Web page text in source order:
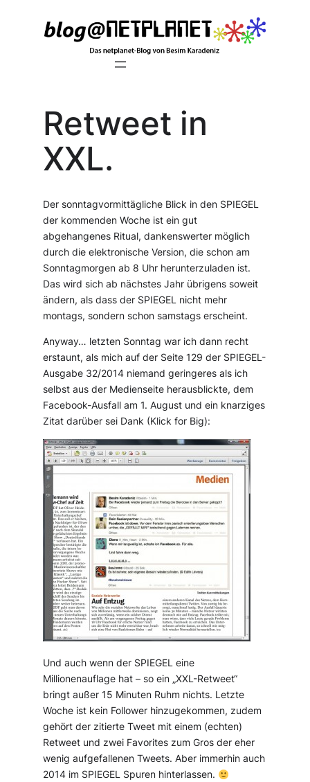
Retweet in
XXL.
Der sonntagvormittägliche Blick in den SPIEGEL
der kommenden Woche ist ein gut
abgehangenes Ritual, dankenswerter möglich
durch die elektronische Version, die schon am
Sonntagmorgen ab 8 Uhr herunterzuladen ist.
Das wird sich ab nächstes Jahr übrigens soweit
ändern, als dass der SPIEGEL nicht mehr
montags, sondern schon samstags erscheint.
Anyway… letzten Sonntag war ich dann recht
erstaunt, als mich auf der Seite 129 der SPIEGEL-
Ausgabe 32/2014 niemand geringeres als ich
selbst aus der Medienseite herausblickte, dem
Facebook-Ausfall am 1. August und ein knarziges
Zitat darüber sei Dank (Klick for Big):
Und auch wenn der SPIEGEL eine
Millionenauflage hat – so ein „XXL-Retweet“
bringt außer 15 Minuten Ruhm nichts. Letzte
Woche ist kein Follower hinzugekommen, zudem
gehört der zitierte Tweet mit einem (echten)
Retweet und zwei Favorites zum Gros der eher
wenig aufgefallenen Tweets. Aber immerhin auch
2014 im SPIEGEL Spuren hinterlassen.